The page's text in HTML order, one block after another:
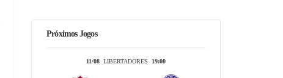
Próximos Jogos
11/08 LIBERTADORES 19:00